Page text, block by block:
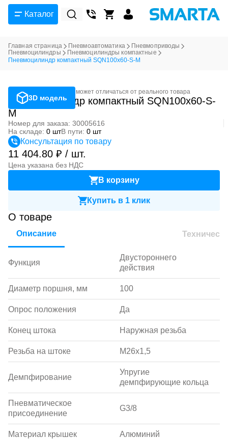
Каталог
Главная страница Пневмоавтоматика
Пневмоприводы
Пневмоцилиндры
Пневмоцилиндры компактные
Пневмоцилиндр компактный SQN100x60-S-M
3D модель
Фотография может отличаться от реального товара
Пневмоцилиндр компактный SQN100x60-S-
M
Номер для заказа: 30005616
На складе: 0 штВ пути: 0 шт
Консультация по товару
11 404.80 ₽ / шт.
Цена указана без НДС
В корзину
Купить в 1 клик
О товаре
Описание
Функция
Двустороннего
действия
Диаметр поршня, мм 100
Опрос положения Да
Конец штока Наружная резьба
Резьба на штоке M26х1,5
Демпфирование
Упругие
демпфирующие кольца
Пневматическое
присоединение
G3/8
Материал крышек Алюминий